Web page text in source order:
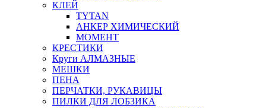
КЛЕЙ
TYTAN
АНКЕР ХИМИЧЕСКИЙ
МОМЕНТ
КРЕСТИКИ
Круги АЛМАЗНЫЕ
МЕШКИ
ПЕНА
ПЕРЧАТКИ, РУКАВИЦЫ
ПИЛКИ ДЛЯ ЛОБЗИКА